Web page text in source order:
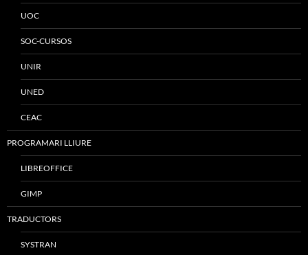
UOC
SOC-CURSOS
UNIR
UNED
CEAC
PROGRAMARI LLIURE
LIBREOFFICE
GIMP
TRADUCTORS
SYSTRAN